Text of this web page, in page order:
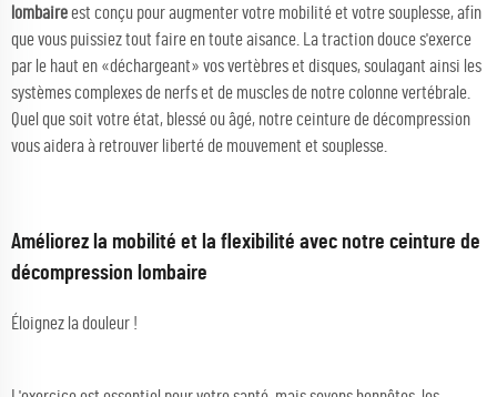
lombaireest conçu pour augmenter votre mobilité et votre souplesse, afin
que vous puissiez tout faire en toute aisance. La traction douce s'exerce
par le haut en «déchargeant» vos vertèbres et disques, soulagant ainsi les
systèmes complexes de nerfs et de muscles de notre colonne vertébrale.
Quel que soit votre état, blessé ou âgé, notre ceinture de décompression
vous aidera à retrouver liberté de mouvement et souplesse.
Améliorez la mobilité et la flexibilité avec notre ceinture de
décompression lombaire
Éloignez la douleur !